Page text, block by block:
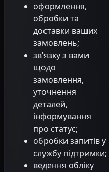
оформлення,
обробки та
доставки ваших
замовлень;
зв’язку з вами
щодо
замовлення,
уточнення
деталей,
інформування
про статус;
обробки запитів у
службу підтримки;
ведення обліку